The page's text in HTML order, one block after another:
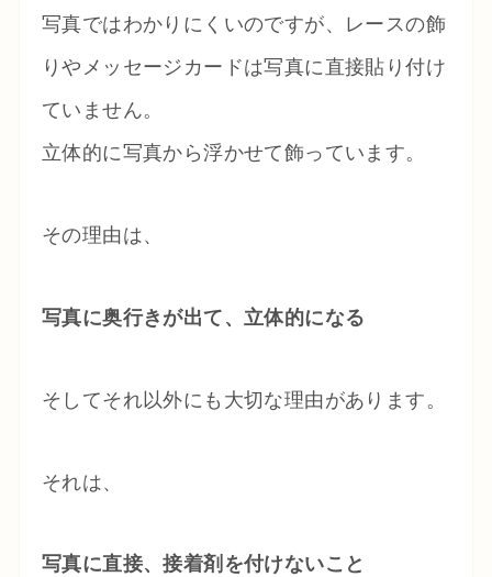
写真ではわかりにくいのですが、レースの飾
りやメッセージカードは写真に直接貼り付け
ていません。
立体的に写真から浮かせて飾っています。
その理由は、
写真に奥行きが出て、立体的になる
そしてそれ以外にも大切な理由があります。
それは、
写真に直接、接着剤を付けないこと